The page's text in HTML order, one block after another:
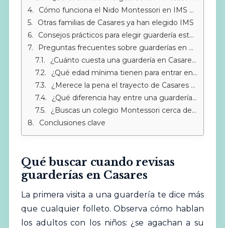
Cómo funciona el Nido Montessori en IMS Sotogrande
Otras familias de Casares ya han elegido IMS
Consejos prácticos para elegir guardería este 2026
Preguntas frecuentes sobre guarderías en Casares y alrededores
¿Cuánto cuesta una guardería en Casares?
¿Qué edad mínima tienen para entrar en el Nido?
¿Merece la pena el trayecto de Casares a Sotogrande para la guardería?
¿Qué diferencia hay entre una guardería normal y una Montessori?
¿Buscas un colegio Montessori cerca de Sotogrande?
Conclusiones clave
Qué buscar cuando revisas
guarderías en Casares
La primera visita a una guardería te dice más
que cualquier folleto. Observa cómo hablan
los adultos con los niños: ¿se agachan a su